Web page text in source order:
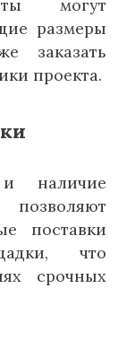
могут
размеры
заказать
проекта.
и наличие
позволяют
поставки
что
срочных